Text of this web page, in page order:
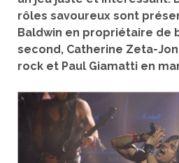
rôles savoureux sont
Baldwin en propriétaire de
second, Catherine Zeta-
rock et Paul Giamatti en